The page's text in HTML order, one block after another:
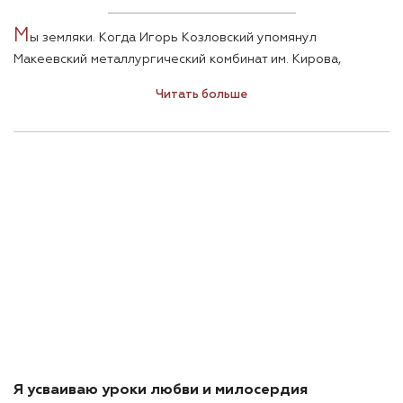
М ы земляки. Когда Игорь Козловский упомянул
Макеевский металлургический комбинат им. Кирова,
там с бабушкой уголь, чтобы отапливать коммуналку, а в
Человек, которого я до этого ни разу не видела, вдруг
Читать больше
Я усваиваю уроки любви и милосердия